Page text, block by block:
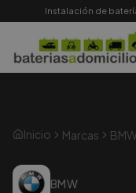
Instalación de
Inicio Marcas BMW
BMW